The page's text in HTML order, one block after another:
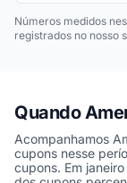
Números medidos
registrados no nosso
Quando
Acompanhamos
cupons nesse
cupons. Em